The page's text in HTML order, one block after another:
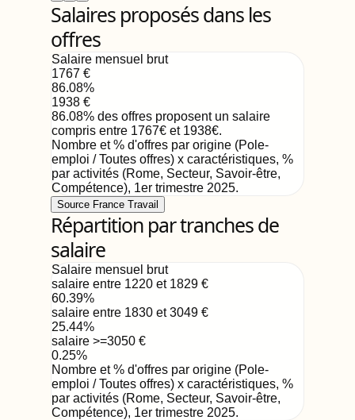
Salaires proposés dans les
offres
Salaire mensuel brut
1767 €
86.08%
1938 €
86.08% des offres proposent un salaire
compris entre 1767€ et 1938€.
Nombre et % d'offres par origine (Pole-
emploi / Toutes offres) x caractéristiques, %
par activités (Rome, Secteur, Savoir-être,
Compétence), 1er trimestre 2025.
Source France Travail
Répartition par tranches de
salaire
Salaire mensuel brut
salaire entre 1220 et 1829 €
60.39%
salaire entre 1830 et 3049 €
25.44%
salaire >=3050 €
0.25%
Nombre et % d'offres par origine (Pole-
emploi / Toutes offres) x caractéristiques, %
par activités (Rome, Secteur, Savoir-être,
Compétence), 1er trimestre 2025.